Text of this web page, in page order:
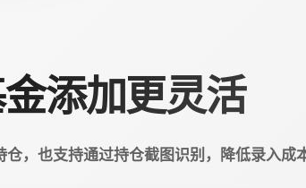
添加更灵活
仓，也支持通过持仓截图识别，降低录入成